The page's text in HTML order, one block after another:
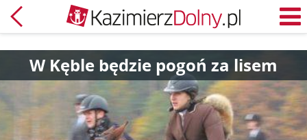
Powrót
W Kęble będzie pogoń za lisem